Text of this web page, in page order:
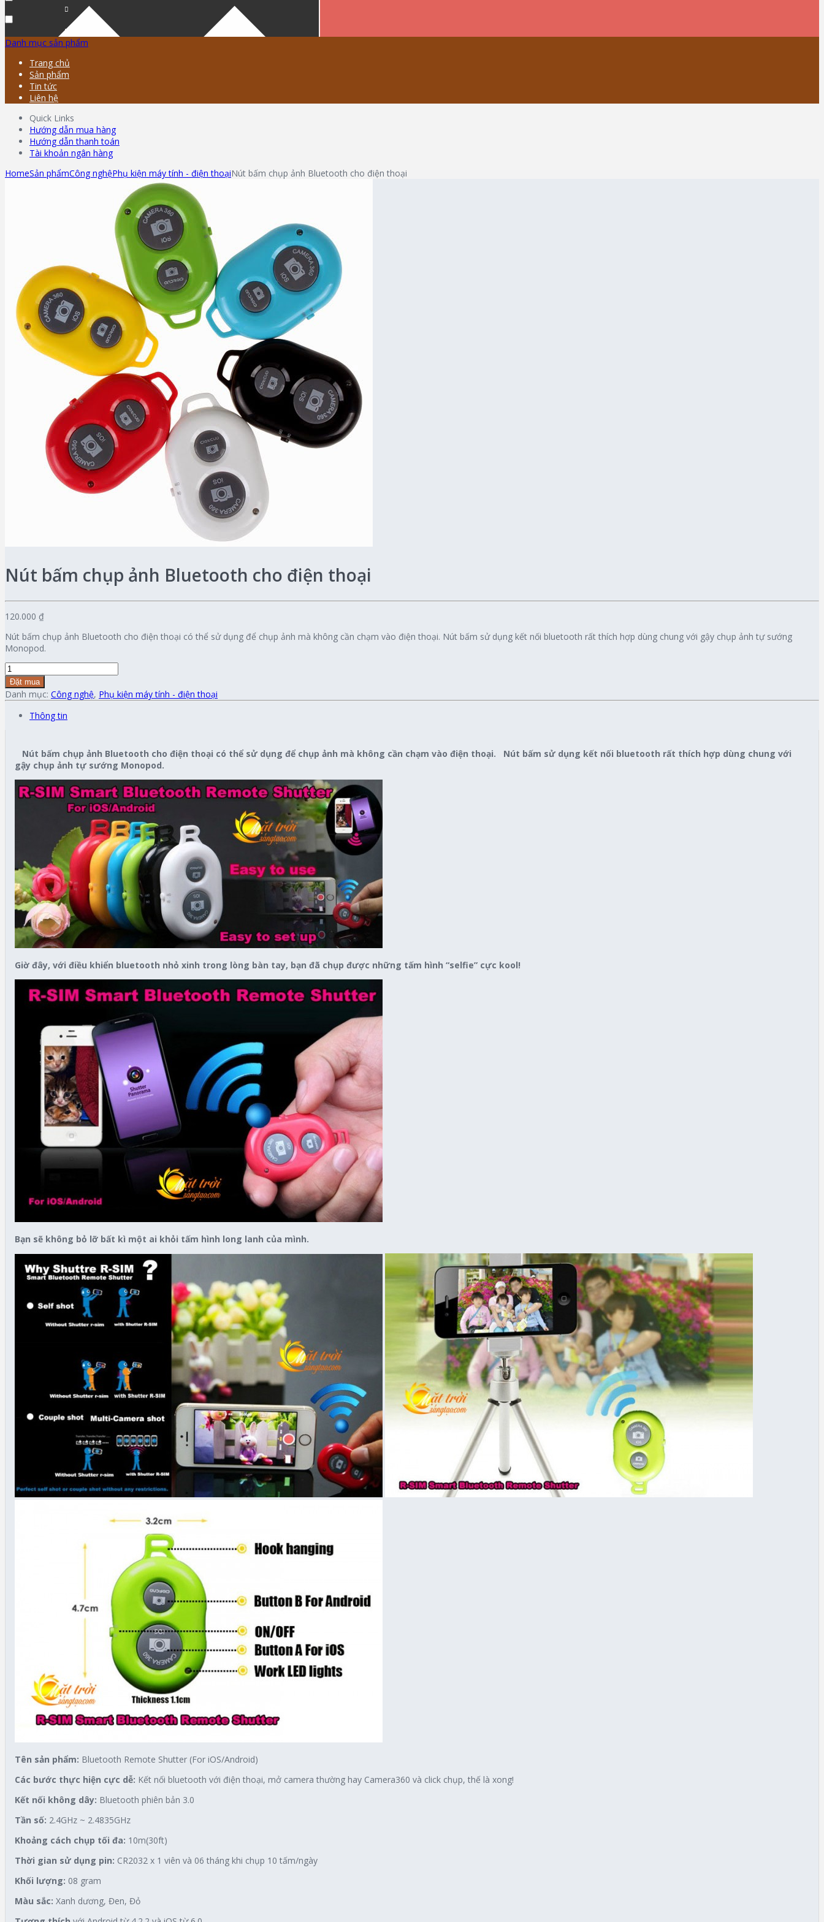
Danh mục sản phẩm
Trang chủ
Sản phẩm
Tin tức
Liên hệ
Quick Links
Hướng dẫn mua hàng
Hướng dẫn thanh toán
Tài khoản ngân hàng
HomeSản phẩmCông nghệPhụ kiện máy tính - điện thoạiNút bấm chụp ảnh Bluetooth cho điện thoại
Nút bấm chụp ảnh Bluetooth cho điện thoại
120.000 ₫
Nút bấm chụp ảnh Bluetooth cho điện thoại có thể sử dụng để chụp ảnh mà không cần chạm vào điện thoại. Nút bấm sử dụng kết nối bluetooth rất thích hợp dùng chung với gậy chụp ảnh tự sướng
Monopod.
Đặt mua
Danh mục: Công nghệ, Phụ kiện máy tính - điện thoại
Thông tin
Nút bấm chụp ảnh Bluetooth cho điện thoại có thể sử dụng để chụp ảnh mà không cần chạm vào điện thoại. Nút bấm sử dụng kết nối bluetooth rất thích hợp dùng chung với
gậy chụp ảnh tự sướng Monopod.
Giờ đây, với điều khiển bluetooth nhỏ xinh trong lòng bàn tay, bạn đã chụp được những tấm hình “selfie” cực kool!
Bạn sẽ không bỏ lỡ bất kì một ai khỏi tấm hình long lanh của mình.
Tên sản phẩm: Bluetooth Remote Shutter (For iOS/Android)
Các bước thực hiện cực dễ: Kết nối bluetooth với điện thoại, mở camera thường hay Camera360 và click chụp, thế là xong!
Kết nối không dây: Bluetooth phiên bản 3.0
Tần số: 2.4GHz ~ 2.4835GHz
Khoảng cách chụp tối đa: 10m(30ft)
Thời gian sử dụng pin: CR2032 x 1 viên và 06 tháng khi chụp 10 tấm/ngày
Khối lượng: 08 gram
Màu sắc: Xanh dương, Đen, Đỏ